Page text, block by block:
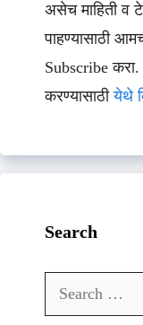
असेच माहिती व
पाहण्यासाठी
Subscribe
करण्यासाठीयेथे
Search
Search
for: